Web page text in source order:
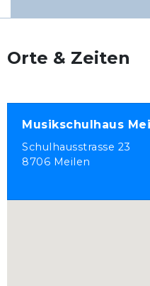
Orte & Zeiten
Musikschulhaus
Schulhausstrasse 23
8706 Meilen